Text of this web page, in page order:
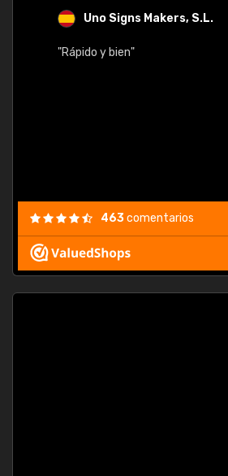
Uno Signs Makers, S.L.
"Rápido y bien"
463comentarios